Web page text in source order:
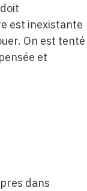
est inexistante
On est tenté
et
dans